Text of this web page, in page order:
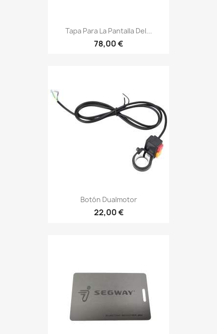
Tapa Para La Pantalla Del...
78,00 €
Botón Dualmotor
22,00 €